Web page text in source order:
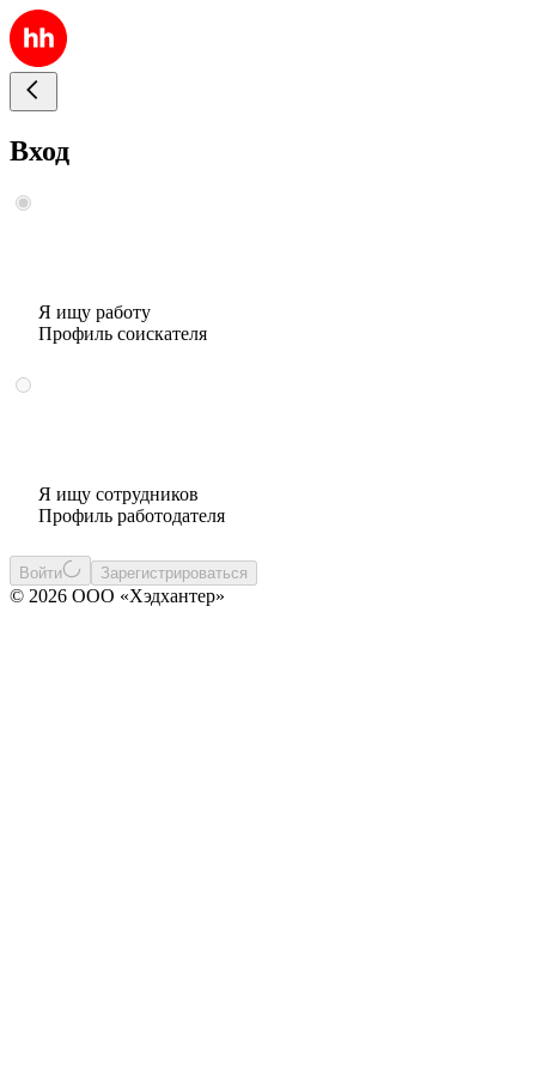
Вход
Я ищу работу
Профиль соискателя
Я ищу сотрудников
Профиль работодателя
Войти Зарегистрироваться
© 2026 ООО «Хэдхантер»